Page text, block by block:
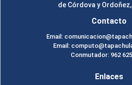
de Córdova y
Contacto
Email:
Email:
Conmutador: 962
Enlaces